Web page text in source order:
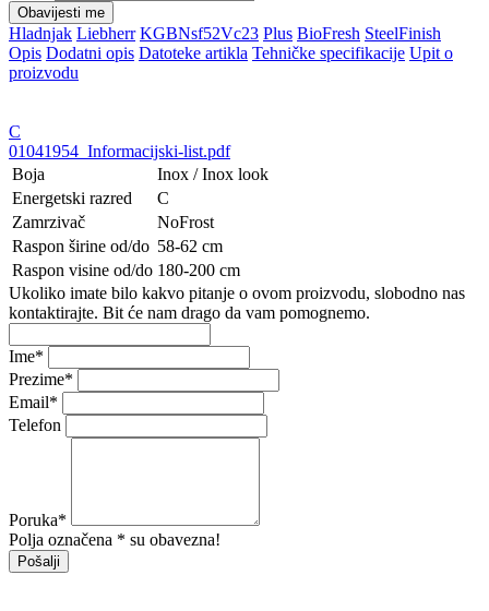
Obavijesti me
Hladnjak Liebherr KGBNsf52Vc23 Plus BioFresh SteelFinish
Opis Dodatni opis Datoteke artikla Tehničke specifikacije Upit o
proizvodu
C
01041954_Informacijski-list.pdf
Boja
Inox / Inox look
Energetski razred
C
Zamrzivač
NoFrost
Raspon širine od/do 58-62 cm
Raspon visine od/do 180-200 cm
Ukoliko imate bilo kakvo pitanje o ovom proizvodu, slobodno nas
kontaktirajte. Bit će nam drago da vam pomognemo.
Ime*
Prezime*
Email*
Telefon
Poruka*
Polja označena * su obavezna!
Pošalji